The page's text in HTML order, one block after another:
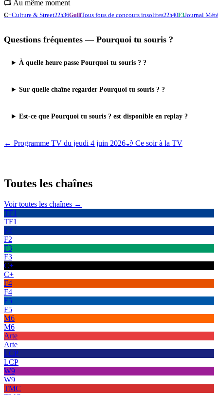
📺 Au même moment
C+Culture & Street22h36GulliTous fous de concours insolites22h40F3Journal
Questions fréquentes — Pourquoi tu souris ?
À quelle heure passe Pourquoi tu souris ? ?
Sur quelle chaîne regarder Pourquoi tu souris ? ?
Est-ce que Pourquoi tu souris ? est disponible en replay ?
← Programme TV du jeudi 4 juin 2026🌙 Ce soir à la TV
Toutes les chaînes
Voir toutes les chaînes →
TF1
TF1
F2
F2
F3
F3
C+
C+
F4
F4
F5
F5
M6
M6
Arte
Arte
LCP
LCP
W9
W9
TMC